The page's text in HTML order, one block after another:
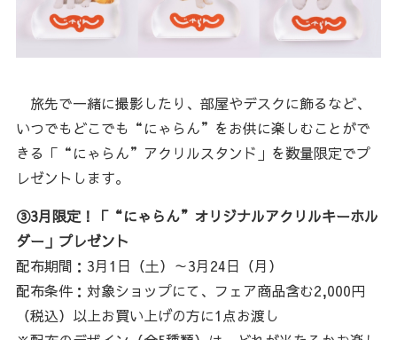
旅先で一緒に撮影したり、部屋やデスクに飾るなど、
いつでもどこでも“にゃらん”をお供に楽しむことがで
きる「“にゃらん”アクリルスタンド」を数量限定でプ
レゼントします。
③3月限定！「“にゃらん”オリジナルアクリルキーホル
ダー」プレゼント
配布期間：3月1日（土）～3月24日（月）
配布条件：対象ショップにて、フェア商品含む2,000円
（税込）以上お買い上げの方に1点お渡し